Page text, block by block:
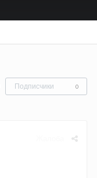
Подписчики 0